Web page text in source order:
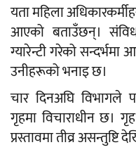
यता महिला
आएको बताउँछन्।
ग्यारेन्टी गरेको सन्दर्भमा
उनीहरूको भनाइ छ।
चार दिनअघि विभागले
गृहमा विचाराधीन छ।
प्रस्तावमा तीव्र